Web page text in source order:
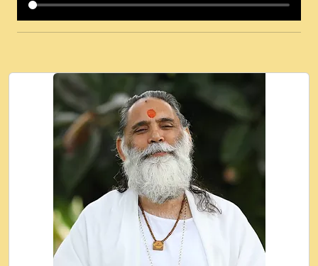
कई पकड क मर हथ र मह वदवन पहच दय! मह जन
Ki - Krishna Bhajan - New Bhajan 2020
#Ishwar Bhakti.mp3
जब से गीता ज्ञान पाया मैं बड़ी मस्ती में हूँ । 2018 -
Rishikesh - Ratan Ji Rasik.mp3
तन हल दल द सनव मड उतत सर रख क, नल रव त
गल लग जव त सर उतत हथ रख द!.mp3
तू कर प्रीतम से प्रीत, यूहीं दिन बीतते जाते हैं ।
2018 - Rishikesh - Swami Gyananand Ji
Maharaj.mp3